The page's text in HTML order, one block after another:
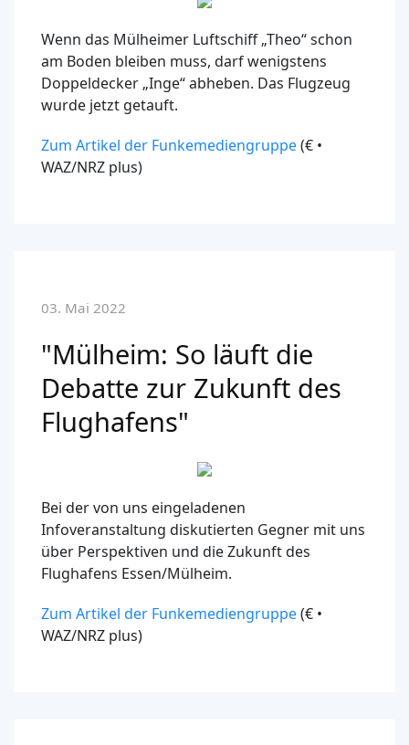
Wenn das Mülheimer Luftschiff „Theo“ schon
am Boden bleiben muss, darf wenigstens
Doppeldecker „Inge“ abheben. Das Flugzeug
wurde jetzt getauft.
Zum Artikel der Funkemediengruppe(€ •
WAZ/NRZ plus)
03. Mai 2022
"Mülheim: So läuft die
Debatte zur Zukunft des
Flughafens"
Bei der von uns eingeladenen
Infoveranstaltung diskutierten Gegner mit uns
über Perspektiven und die Zukunft des
Flughafens Essen/Mülheim.
Zum Artikel der Funkemediengruppe(€ •
WAZ/NRZ plus)